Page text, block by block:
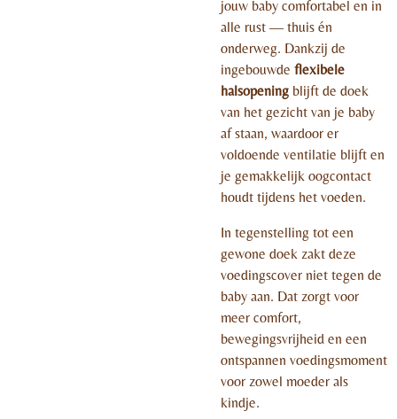
jouw baby comfortabel en in
alle rust — thuis én
onderweg. Dankzij de
ingebouwde flexibele
halsopening blijft de doek
van het gezicht van je baby
af staan, waardoor er
voldoende ventilatie blijft en
je gemakkelijk oogcontact
houdt tijdens het voeden.
In tegenstelling tot een
gewone doek zakt deze
voedingscover niet tegen de
baby aan. Dat zorgt voor
meer comfort,
bewegingsvrijheid en een
ontspannen voedingsmoment
voor zowel moeder als
kindje.